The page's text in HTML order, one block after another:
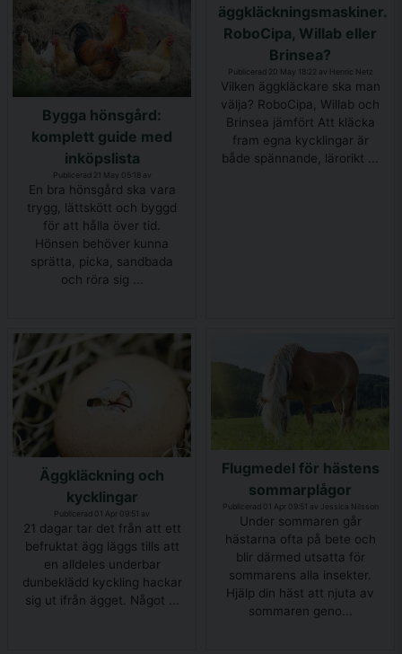
Bygga hönsgård:
komplett guide med
inköpslista
Publicerad 21 May 05:18 av
En bra hönsgård ska vara
trygg, lättskött och byggd
för att hålla över tid.
Hönsen behöver kunna
sprätta, picka, sandbada
och röra sig ...
äggkläckningsmaskiner.
RoboCipa, Willab eller
Brinsea?
Publicerad 20 May 18:22 av Henric Netz
Vilken äggkläckare ska man
välja? RoboCipa, Willab och
Brinsea jämfört Att kläcka
fram egna kycklingar är
både spännande, lärorikt ...
Äggkläckning och
kycklingar
Publicerad 01 Apr 09:51 av
21 dagar tar det från att ett
befruktat ägg läggs tills att
en alldeles underbar
dunbeklädd kyckling hackar
sig ut ifrån ägget. Något ...
Flugmedel för hästens
sommarplågor
Publicerad 01 Apr 09:51 av Jessica Nilsson
Under sommaren går
hästarna ofta på bete och
blir därmed utsatta för
sommarens alla insekter.
Hjälp din häst att njuta av
sommaren geno...